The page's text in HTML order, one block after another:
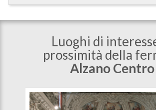
Luoghi di
prossimità della
Alzano Centro